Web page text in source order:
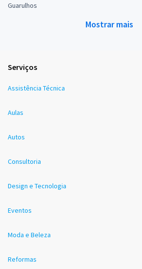
Guarulhos
Mostrar mais
Serviços
Assistência Técnica
Aulas
Autos
Consultoria
Design e Tecnologia
Eventos
Moda e Beleza
Reformas